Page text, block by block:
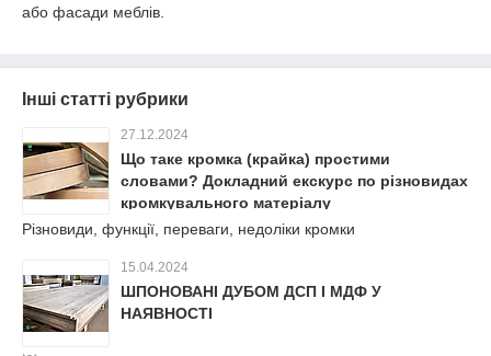
або фасади меблів.
Інші статті рубрики
27.12.2024
Що таке кромка (крайка) простими
словами? Докладний екскурс по різновидах
кромкувального матеріалу
Різновиди, функції, переваги, недоліки кромки
15.04.2024
ШПОНОВАНІ ДУБОМ ДСП І МДФ У
НАЯВНОСТІ